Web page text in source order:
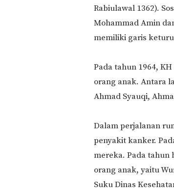
Rabiulawal 1362).
Mohammad Amin
memiliki garis
Pada tahun 1964,
orang anak. Antara
Ahmad Syauqi,
Dalam perjalanan
penyakit kanker.
mereka. Pada tahun
orang anak, yaitu
Suku Dinas